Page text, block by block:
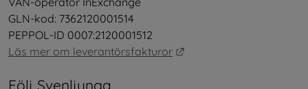
GLN-kod: 7362120001514
PEPPOL-ID 0007:2120001512
Läs mer om leverantörsfakturor
Följ Svenljunga